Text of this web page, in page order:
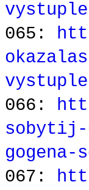
065:
066:
sobytij-
067: